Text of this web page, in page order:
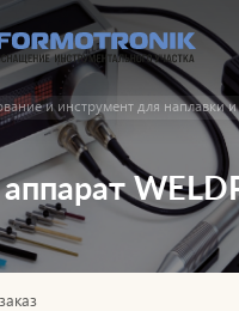
и инструмент для наплавки